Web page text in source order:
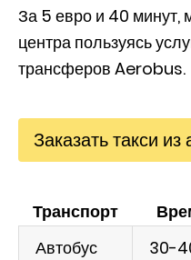
За 5 евро и 40 минут,
центра пользуясь
трансферов Aerobus.
Заказать такси
Транспорт
Автобус
30-